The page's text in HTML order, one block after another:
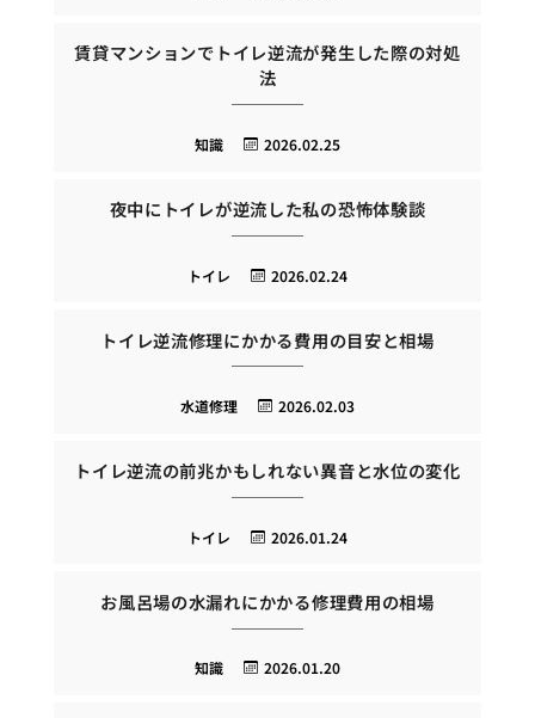
賃貸マンションでトイレ逆流が発生した際の対処
法
2026.02.25
知識
夜中にトイレが逆流した私の恐怖体験談
2026.02.24
トイレ
トイレ逆流修理にかかる費用の目安と相場
2026.02.03
水道修理
トイレ逆流の前兆かもしれない異音と水位の変化
2026.01.24
トイレ
お風呂場の水漏れにかかる修理費用の相場
2026.01.20
知識